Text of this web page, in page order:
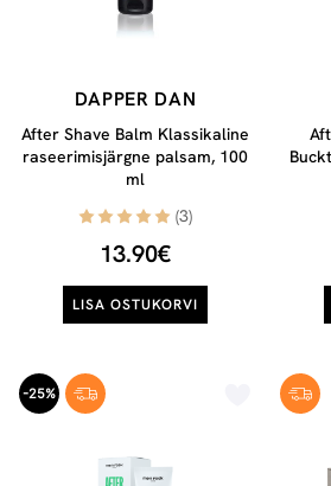
DAPPER DAN
After Shave Balm Klassikaline
raseerimisjärgne palsam, 100
ml
(3)
13.90€
LISA OSTUKORVI
-25%